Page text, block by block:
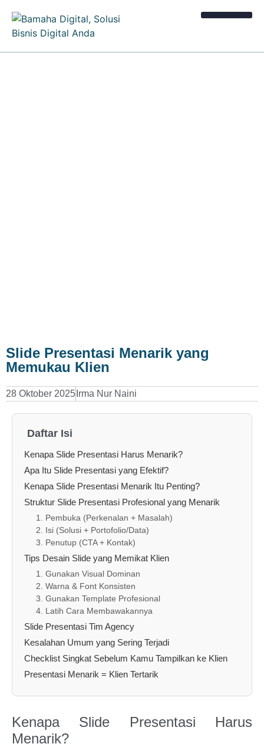
Slide Presentasi Menarik yang
Memukau Klien
28 Oktober 2025 Irma Nur Naini
Daftar Isi
Kenapa Slide Presentasi Harus Menarik?
Apa Itu Slide Presentasi yang Efektif?
Kenapa Slide Presentasi Menarik Itu Penting?
Struktur Slide Presentasi Profesional yang Menarik
1. Pembuka (Perkenalan + Masalah)
2. Isi (Solusi + Portofolio/Data)
3. Penutup (CTA + Kontak)
Tips Desain Slide yang Memikat Klien
1. Gunakan Visual Dominan
2. Warna & Font Konsisten
3. Gunakan Template Profesional
4. Latih Cara Membawakannya
Slide Presentasi Tim Agency
Kesalahan Umum yang Sering Terjadi
Checklist Singkat Sebelum Kamu Tampilkan ke Klien
Presentasi Menarik = Klien Tertarik
Kenapa Slide Presentasi Harus
Menarik?